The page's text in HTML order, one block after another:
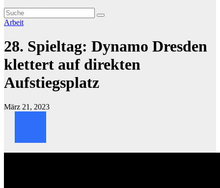
Arbeit
28. Spieltag: Dynamo Dresden
klettert auf direkten
Aufstiegsplatz
März 21, 2023